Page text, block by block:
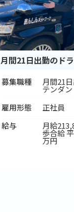
月間21日出勤のド
募集職種 月間21
テンダン
雇用形態
正社員
給与
月給
歩合給
万円